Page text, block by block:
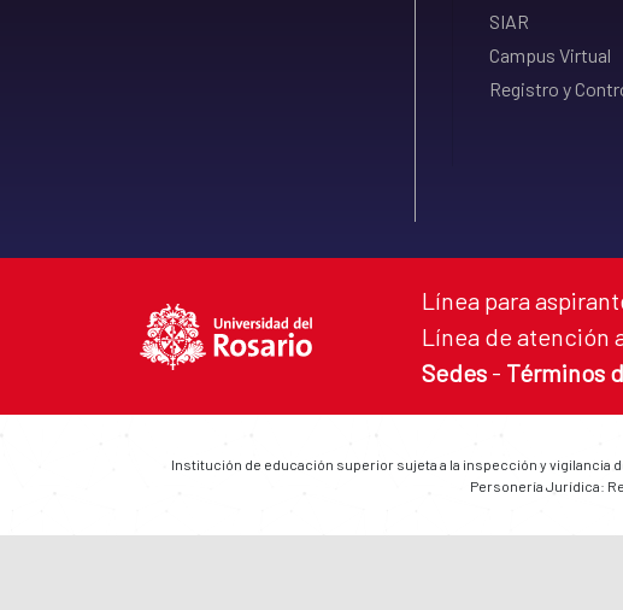
SIAR
Campus Virtual
Registro y
Línea para
Línea de atención
Sedes - Términos
Institución de educación superior sujeta a la inspección y vigilancia
Personería Jurídica: